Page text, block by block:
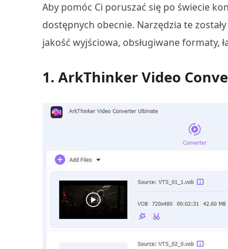
Aby pomóc Ci poruszać się po świecie
dostępnych obecnie. Narzędzia te
jakość wyjściowa, obsługiwane formaty,
1. ArkThinker Video